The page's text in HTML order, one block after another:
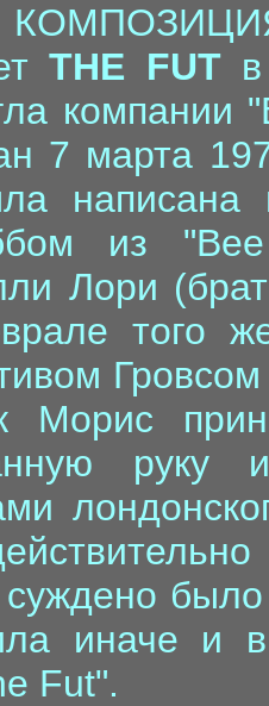
THE FUTв
7 марта
написана
из
Лори
того
Морис
руку
иначе и
Fut".